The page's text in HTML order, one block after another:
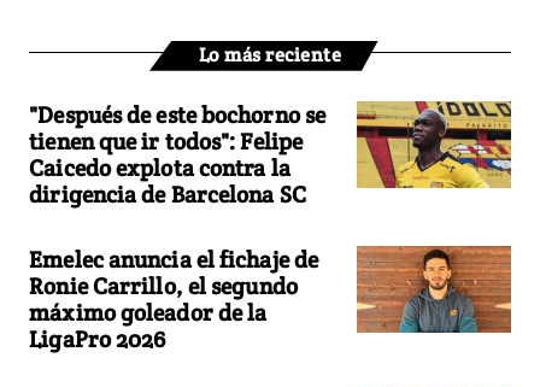
Lo más reciente
"Después de este bochorno se
tienen que ir todos": Felipe
Caicedo explota contra la
dirigencia de Barcelona SC
Emelec anuncia el fichaje de
Ronie Carrillo, el segundo
máximo goleador de la
LigaPro 2026